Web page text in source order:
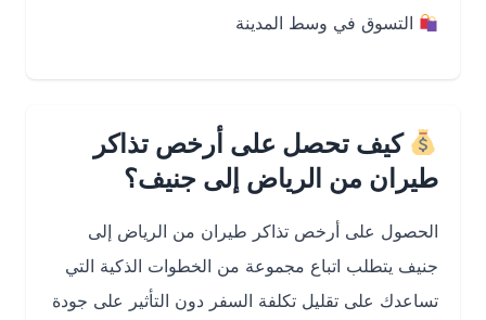
التسوق في وسط المدينة
كيف تحصل على أرخص تذاكر
طيران من الرياض إلى جنيف؟
الحصول على أرخص تذاكر طيران من الرياض إلى
جنيف يتطلب اتباع مجموعة من الخطوات الذكية التي
تساعدك على تقليل تكلفة السفر دون التأثير على جودة